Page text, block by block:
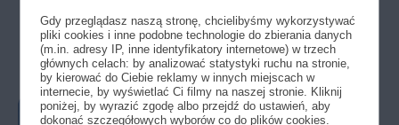
17/06/2022
Dni Pola DLG
W dniach 14 – 16 czerwca 2022
w gospodarstwie doświadczalnym
Gdy przeglądasz naszą stronę, chcielibyśmy wykorzystywać
pliki cookies i inne podobne technologie do zbierania danych
(m.in. adresy IP, inne identyfikatory internetowe) w trzech
głównych celach: by analizować statystyki ruchu na stronie,
by kierować do Ciebie reklamy w innych miejscach w
internecie, by wyświetlać Ci filmy na naszej stronie. Kliknij
poniżej, by wyrazić zgodę albo przejdź do ustawień, aby
dokonać szczegółowych wyborów co do plików cookies.